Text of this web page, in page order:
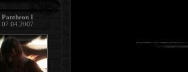
Pantheon I
07.04.2007